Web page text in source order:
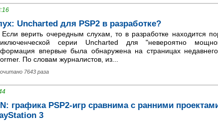
Uncharted для PSP2 в разработке?
верить очередным слухам, то в разработке находится
серии Uncharted для "невероятно
впервые была обнаружена на страницах
По словам журналистов, из...
7643 раза
графика PSP2-игр сравнима с ранними
3